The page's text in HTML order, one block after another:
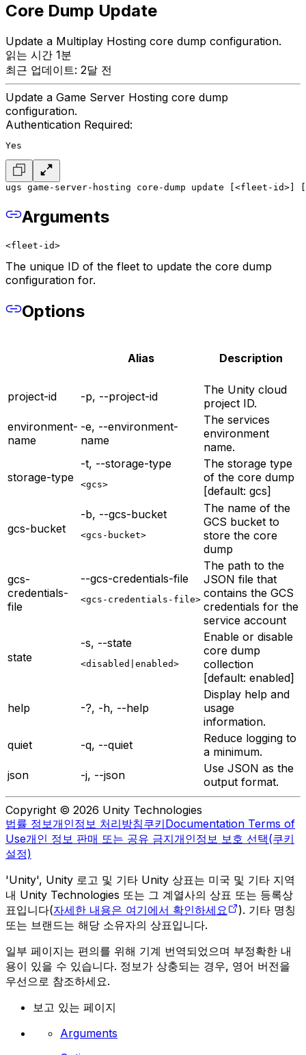
Core Dump Update
Update a Multiplay Hosting core dump configuration.
읽는 시간 1분
최근 업데이트: 2달 전
Update a Game Server Hosting core dump
configuration.
Authentication Required:
Yes
ugs game-server-hosting core-dump update [<fleet-id>]
Arguments
<fleet-id>
The unique ID of the fleet to update the core dump
configuration for.
Options
Alias Description
project-id -p, --project-id
The Unity cloud
project ID.
environment-
name
-e, --environment-
name
The services
environment
name.
storage-type
-t, --storage-type
<gcs>
The storage type
of the core dump
[default: gcs]
gcs-bucket
-b, --gcs-bucket
<gcs-bucket>
The name of the
GCS bucket to
store the core
dump
gcs-
credentials-
file
--gcs-credentials-file
<gcs-credentials-file>
The path to the
JSON file that
contains the GCS
credentials for the
service account
state
-s, --state
<disabled|enabled>
Enable or disable
core dump
collection
[default: enabled]
help -?, -h, --help
Display help and
usage
information.
quiet
-q, --quiet
Reduce logging to
a minimum.
json
-j, --json
Use JSON as the
output format.
Copyright © 2026 Unity Technologies
법률 정보개인정보 처리방침쿠키Documentation Terms of
Use개인 정보 판매 또는 공유 금지개인정보 보호 선택(쿠키
설정)
'Unity', Unity 로고 및 기타 Unity 상표는 미국 및 기타 지역
내 Unity Technologies 또는 그 계열사의 상표 또는 등록상
표입니다(자세한 내용은 여기에서 확인하세요
). 기타 명칭
또는 브랜드는 해당 소유자의 상표입니다.
일부 페이지는 편의를 위해 기계 번역되었으며 부정확한 내
용이 있을 수 있습니다. 정보가 상충되는 경우, 영어 버전을
우선으로 참조하세요.
보고 있는 페이지
Arguments